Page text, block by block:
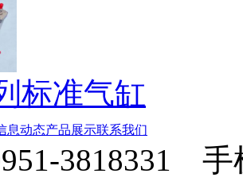
标准气缸
息动态产品展示联系我们
3818331 手